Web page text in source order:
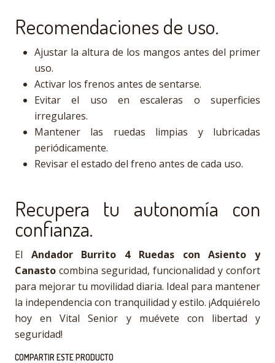
Recomendaciones de uso.
Ajustar la altura de los mangos antes del primer
uso.
Activar los frenos antes de sentarse.
Evitar el uso en escaleras o superficies
irregulares.
Mantener las ruedas limpias y lubricadas
periódicamente.
Revisar el estado del freno antes de cada uso.
Recupera tu autonomía con
confianza.
El Andador Burrito 4 Ruedas con Asiento y
Canasto combina seguridad, funcionalidad y confort
para mejorar tu movilidad diaria. Ideal para mantener
la independencia con tranquilidad y estilo. ¡Adquiérelo
hoy en Vital Senior y muévete con libertad y
seguridad!
COMPARTIR ESTE PRODUCTO